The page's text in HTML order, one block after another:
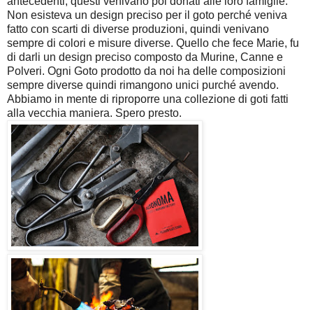
Non esisteva un design preciso per il goto perché veniva
fatto con scarti di diverse produzioni, quindi venivano
sempre di colori e misure diverse. Quello che fece Marie, fu
di darli un design preciso composto da Murine, Canne e
Polveri. Ogni Goto prodotto da noi ha delle composizioni
sempre diverse quindi rimangono unici purché avendo.
Abbiamo in mente di riproporre una collezione di goti fatti
alla vecchia maniera. Spero presto.